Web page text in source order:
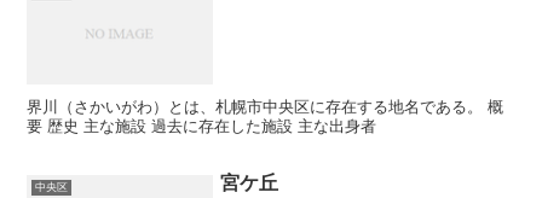
界川（さかいがわ）とは、札幌市中央区に存在する地名である。 概
要 歴史 主な施設 過去に存在した施設 主な出身者
中央区 宮ケ丘